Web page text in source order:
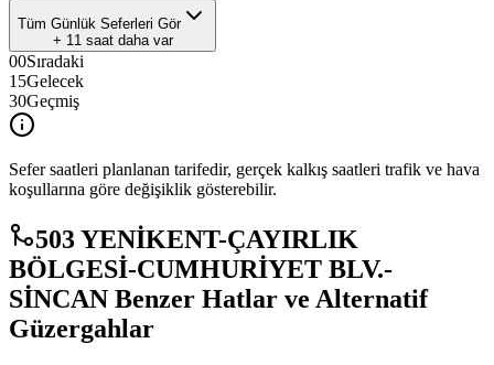
Tüm Günlük Seferleri Gör
+ 11saat daha var
00Sıradaki
15Gelecek
30Geçmiş
Sefer saatleri planlanan tarifedir, gerçek kalkış saatleri trafik ve hava
koşullarına göre değişiklik gösterebilir.
503 YENİKENT-ÇAYIRLIK
BÖLGESİ-CUMHURİYET BLV.-
SİNCAN Benzer Hatlar ve Alternatif
Güzergahlar